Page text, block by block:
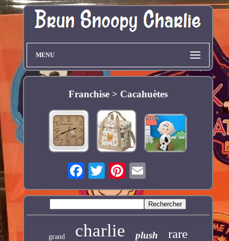
MENU
Franchise > Cacahuètes
grand charlie plush rare